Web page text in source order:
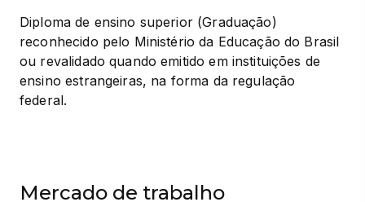
Diploma de ensino superior (Graduação)
reconhecido pelo Ministério da Educação do Brasil
ou revalidado quando emitido em instituições de
ensino estrangeiras, na forma da regulação
federal.
Mercado de trabalho